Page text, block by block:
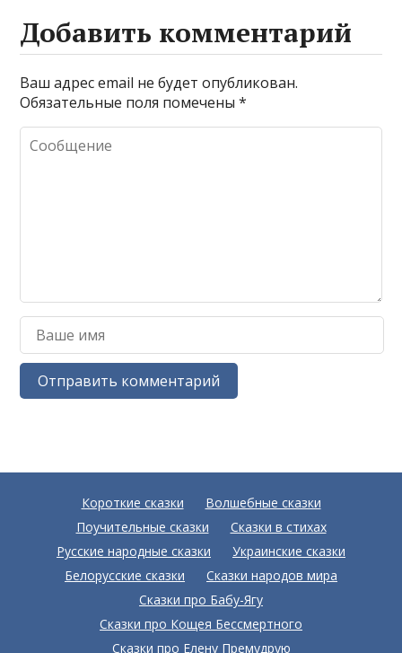
Добавить комментарий
Ваш адрес email не будет опубликован.
Обязательные поля помечены*
Короткие сказки
Волшебные сказки
Поучительные сказки
Сказки в стихах
Русские народные сказки
Украинские сказки
Белорусские сказки
Сказки народов мира
Сказки про Бабу-Ягу
Сказки про Кощея Бессмертного
Сказки про Елену Премудрую